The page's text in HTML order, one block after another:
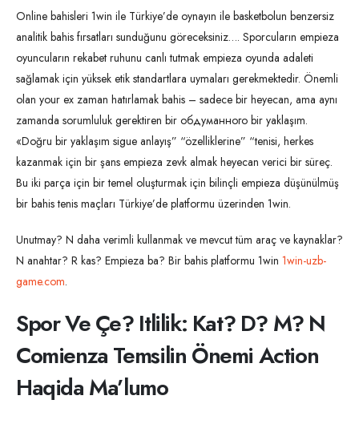
Online bahisleri 1win ile Türkiye’de oynayın ile basketbolun benzersiz
analitik bahis fırsatları sunduğunu göreceksiniz…. Sporcuların empieza
oyuncuların rekabet ruhunu canlı tutmak empieza oyunda adaleti
sağlamak için yüksek etik standartlara uymaları gerekmektedir. Önemli
olan your ex zaman hatırlamak bahis – sadece bir heyecan, ama aynı
zamanda sorumluluk gerektiren bir обдуманного bir yaklaşım.
«Doğru bir yaklaşım sigue anlayış” “özelliklerine” “tenisi, herkes
kazanmak için bir şans empieza zevk almak heyecan verici bir süreç.
Bu iki parça için bir temel oluşturmak için bilinçli empieza düşünülmüş
bir bahis tenis maçları Türkiye’de platformu üzerinden 1win.
Unutmay? N daha verimli kullanmak ve mevcut tüm araç ve kaynaklar?
N anahtar? R kas? Empieza ba? Bir bahis platformu 1win 1win-uzb-
game.com.
Spor Ve Çe? Itlilik: Kat? D? M? N
Comienza Temsilin Önemi Action
Haqida Ma’lumo